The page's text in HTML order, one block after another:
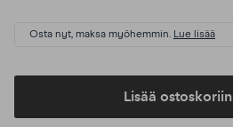
Osta nyt, maksa myöhemmin. Lue lisää
Lisää ostoskoriin